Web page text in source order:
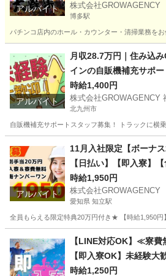
アルバイト 株式会社
博多駅
パチンコ店内のホール・カウンター・清掃業務を
博多駅 軽作業 福岡
軽作業 スタッフ
アルバイト
月収28.7万円｜住み込
インの自販機補充サポ
時給1,400円
株式会社GROWAGENCY
北九州市
自販機補充サポートスタッフ募集！ トラックに横
配送 住み込み
アルバイト
11月入社限定【ボーナ
【日払い】【即入寮】【
時給1,950円
株式会社
愛知県 知立駅
全員もらえる限定特典20万円付き★ 【時給1,950
軽作業 三重
軽作業 自動車部品
【LINE対応OK】≪寮
【即入寮OK】未経験大
時給1,250円